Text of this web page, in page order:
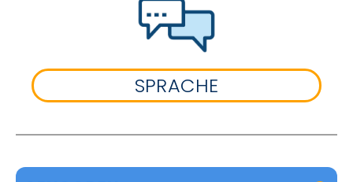
SPRACHE